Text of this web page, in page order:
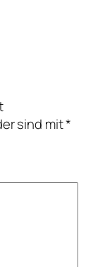
sind mit*